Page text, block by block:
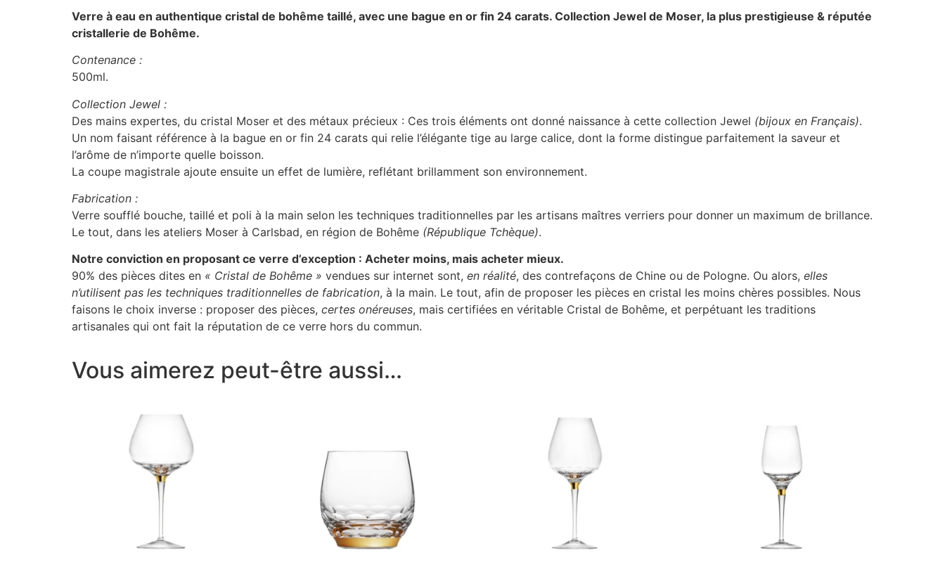
Verre à eau en authentique cristal de bohême taillé, avec une bague en or fin 24 carats. Collection Jewel de Moser, la plus prestigieuse & réputée
cristallerie de Bohême.
Contenance :
500ml.
Collection Jewel :
Des mains expertes, du cristal Moser et des métaux précieux : Ces trois éléments ont donné naissance à cette collection Jewel (bijoux en Français).
Un nom faisant référence à la bague en or fin 24 carats qui relie l’élégante tige au large calice, dont la forme distingue parfaitement la saveur et
l’arôme de n’importe quelle boisson.
La coupe magistrale ajoute ensuite un effet de lumière, reflétant brillamment son environnement.
Fabrication :
Verre soufflé bouche, taillé et poli à la main selon les techniques traditionnelles par les artisans maîtres verriers pour donner un maximum de brillance.
Le tout, dans les ateliers Moser à Carlsbad, en région de Bohême (République Tchèque).
Notre conviction en proposant ce verre d’exception : Acheter moins, mais acheter mieux.
90% des pièces dites en « Cristal de Bohême » vendues sur internet sont, en réalité, des contrefaçons de Chine ou de Pologne. Ou alors, elles
n’utilisent pas les techniques traditionnelles de fabrication, à la main. Le tout, afin de proposer les pièces en cristal les moins chères possibles. Nous
faisons le choix inverse : proposer des pièces, certes onéreuses, mais certifiées en véritable Cristal de Bohême, et perpétuant les traditions
artisanales qui ont fait la réputation de ce verre hors du commun.
Vous aimerez peut-être aussi…